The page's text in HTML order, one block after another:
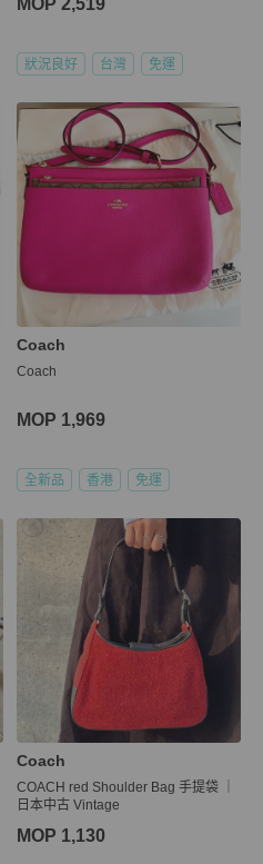
狀況良好 台灣 免運
Coach
Coach
MOP 1,969
全新品 香港 免運
Coach
COACH red Shoulder Bag 手提袋 ｜
日本中古 Vintage
MOP 1,130